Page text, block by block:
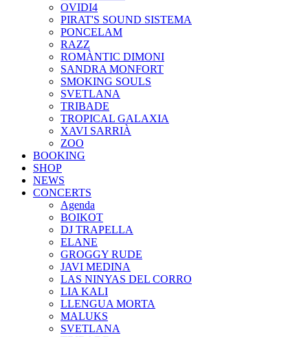
OVIDI4
PIRAT'S SOUND SISTEMA
PONCELAM
RAZZ
ROMÀNTIC DIMONI
SANDRA MONFORT
SMOKING SOULS
SVETLANA
TRIBADE
TROPICAL GALAXIA
XAVI SARRIÀ
ZOO
BOOKING
SHOP
NEWS
CONCERTS
Agenda
BOIKOT
DJ TRAPELLA
ELANE
GROGGY RUDE
JAVI MEDINA
LAS NINYAS DEL CORRO
LIA KALI
LLENGUA MORTA
MALUKS
SVETLANA